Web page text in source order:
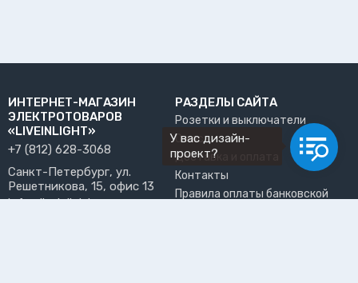
ИНТЕРНЕТ-МАГАЗИН
ЭЛЕКТРОТОВАРОВ
«LIVEINLIGHT»
+7 (812) 628-3068
Санкт-Петербург, ул.
Решетникова, 15, офис 13
info@liveinlight.ru
РАЗДЕЛЫ САЙТА
Розетки и выключатели
О нас
Доставка и оплата
Контакты
Правила оплаты банковской
У вас дизайн-
проект?